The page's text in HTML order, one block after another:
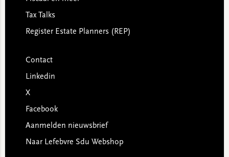
Tax Talks
Register Estate Planners (REP)
Contact
Linkedin
X
Facebook
Aanmelden nieuwsbrief
Naar Lefebvre Sdu Webshop